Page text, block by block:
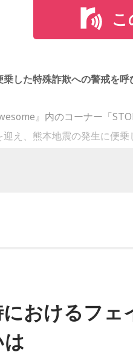
乗した特殊詐欺への警戒を呼
』内のコーナー「
え、熊本地震の発生に便
災された方々へのお見舞い
以外を狙う犯罪として、
る詐欺にも注意が必要と呼
おけるフェ